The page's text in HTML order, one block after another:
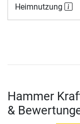
Heimnutzung
Hammer
&